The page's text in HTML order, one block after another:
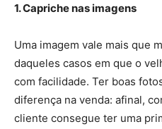
1. Capriche nas imagens
Uma imagem vale mais que
daqueles casos em que o
com facilidade. Ter boas
diferença na venda: afinal,
cliente consegue ter uma